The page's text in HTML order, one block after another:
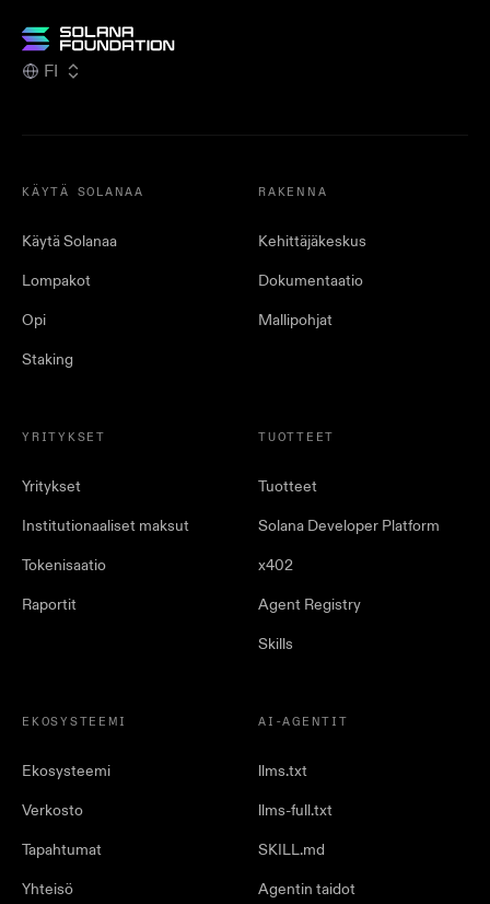
FI
KÄYTÄ SOLANAA
Käytä Solanaa
Lompakot
Opi
Staking
RAKENNA
Kehittäjäkeskus
Dokumentaatio
Mallipohjat
YRITYKSET
Yritykset
Institutionaaliset maksut
Tokenisaatio
Raportit
TUOTTEET
Tuotteet
Solana Developer Platform
x402
Agent Registry
Skills
EKOSYSTEEMI
Ekosysteemi
Verkosto
Tapahtumat
Yhteisö
AI-AGENTIT
llms.txt
llms-full.txt
SKILL.md
Agentin taidot